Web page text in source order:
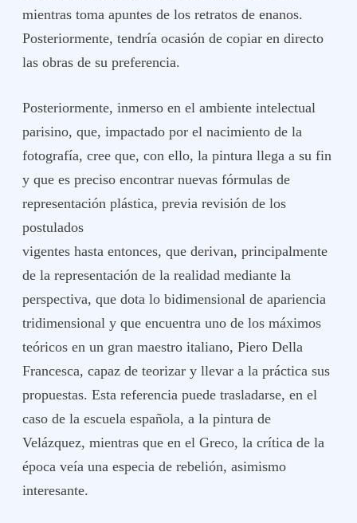
mientras toma apuntes de los retratos de enanos.
Posteriormente, tendría ocasión de copiar en directo
las obras de su preferencia.
Posteriormente, inmerso en el ambiente intelectual
parisino, que, impactado por el nacimiento de la
fotografía, cree que, con ello, la pintura llega a su fin
y que es preciso encontrar nuevas fórmulas de
representación plástica, previa revisión de los
postulados
vigentes hasta entonces, que derivan, principalmente
de la representación de la realidad mediante la
perspectiva, que dota lo bidimensional de apariencia
tridimensional y que encuentra uno de los máximos
teóricos en un gran maestro italiano, Piero Della
Francesca, capaz de teorizar y llevar a la práctica sus
propuestas. Esta referencia puede trasladarse, en el
caso de la escuela española, a la pintura de
Velázquez, mientras que en el Greco, la crítica de la
época veía una especia de rebelión, asimismo
interesante.